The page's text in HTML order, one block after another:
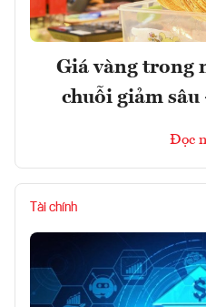
Giá vàng trong
chuỗi giảm
Đọc
Tài chính